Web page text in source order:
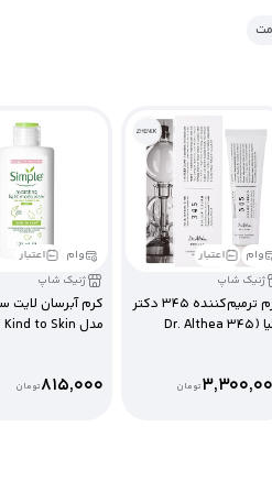
وام
اعتبار
ژنیک شاپ
کرم ترمیم‌کننده 345 دکتر
التیا (Dr. Althea 345
تومان
وام
اعتبار
ژنیک شاپ
مدل Kind to Skin
815,000تومان